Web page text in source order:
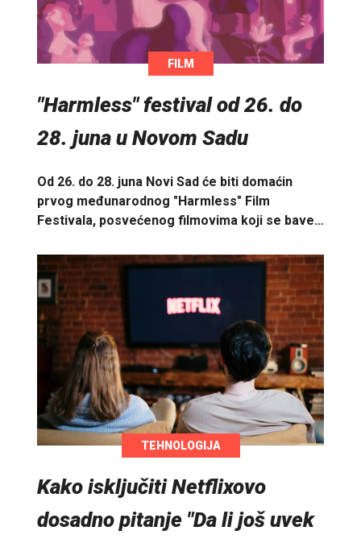
FILM
"Harmless" festival od 26. do
28. juna u Novom Sadu
Od 26. do 28. juna Novi Sad će biti domaćin
prvog međunarodnog "Harmless" Film
Festivala, posvećenog filmovima koji se bave…
TEHNOLOGIJA
Kako isključiti Netflixovo
dosadno pitanje "Da li još uvek